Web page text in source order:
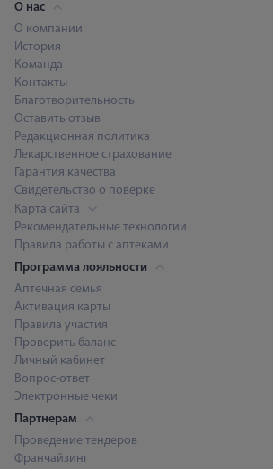
О нас
О компании
История
Команда
Контакты
Благотворительность
Оставить отзыв
Редакционная политика
Лекарственное страхование
Гарантия качества
Свидетельство о поверке
Карта сайта
Рекомендательные технологии
Правила работы с аптеками
Программа лояльности
Аптечная семья
Активация карты
Правила участия
Проверить баланс
Личный кабинет
Вопрос-ответ
Электронные чеки
Партнерам
Проведение тендеров
Франчайзинг